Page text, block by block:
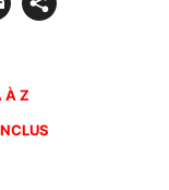
À Z